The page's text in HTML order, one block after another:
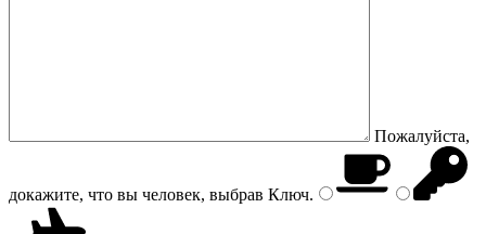
Пожалуйста,
докажите, что вы человек, выбрав Ключ.